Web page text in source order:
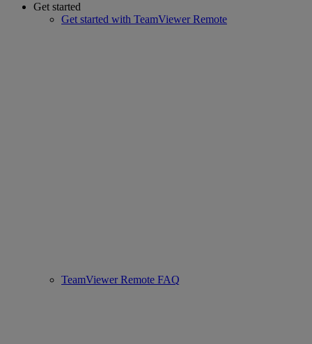
Get started
Get started with TeamViewer Remote
TeamViewer Remote FAQ